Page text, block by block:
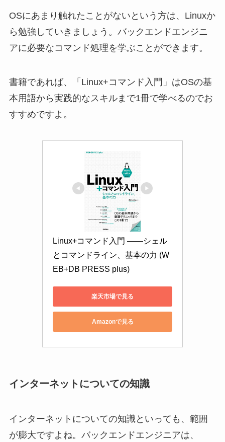
OSにあまり触れたことがないという方は、Linuxか
ら勉強していきましょう。バックエンドエンジニ
アに必要なコマンド処理を学ぶことができます。
書籍であれば、「Linux+コマンド入門」はOSの基
本用語から実践的なスキルまで1冊で学べるのでお
すすめですよ。
Linux+コマンド入門 ——シェル
とコマンドライン、基本の力 (W
EB+DB PRESS plus)
楽天市場で見る
Amazonで見る
インターネットについての知識
インターネットについての知識といっても、範囲
が膨大ですよね。バックエンドエンジニアは、